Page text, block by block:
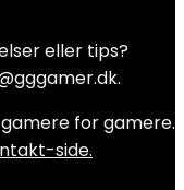
eller tips?
for gamere.
side.